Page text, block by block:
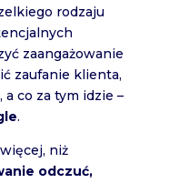
rodzaju
zaangażowanie
zaufanie klienta,
co za tym idzie –
.
niż
odczuć,